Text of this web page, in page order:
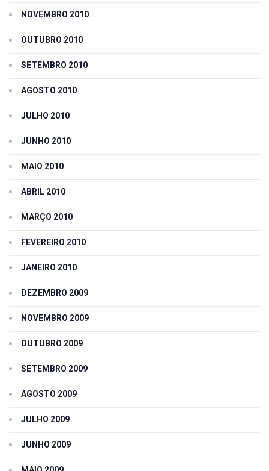
NOVEMBRO 2010
OUTUBRO 2010
SETEMBRO 2010
AGOSTO 2010
JULHO 2010
JUNHO 2010
MAIO 2010
ABRIL 2010
MARÇO 2010
FEVEREIRO 2010
JANEIRO 2010
DEZEMBRO 2009
NOVEMBRO 2009
OUTUBRO 2009
SETEMBRO 2009
AGOSTO 2009
JULHO 2009
JUNHO 2009